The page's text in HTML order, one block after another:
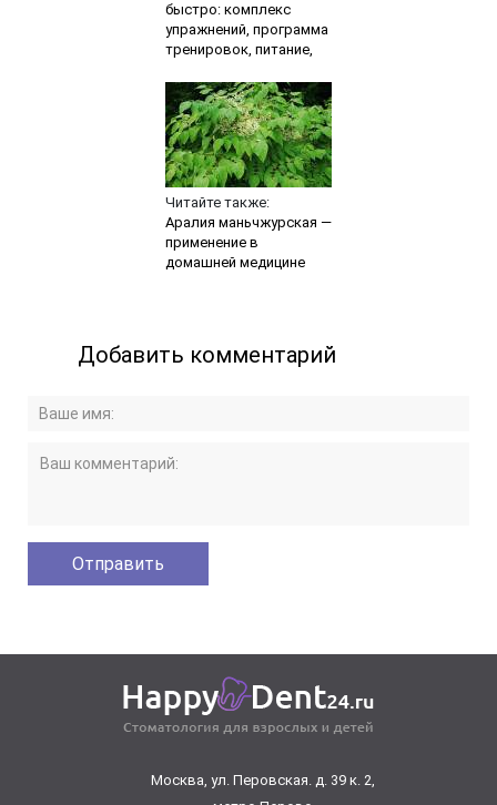
быстро: комплекс
упражнений, программа
тренировок, питание,
Читайте также:
Аралия маньчжурская —
применение в
домашней медицине
Добавить комментарий
Москва, ул. Перовская. д. 39 к. 2,